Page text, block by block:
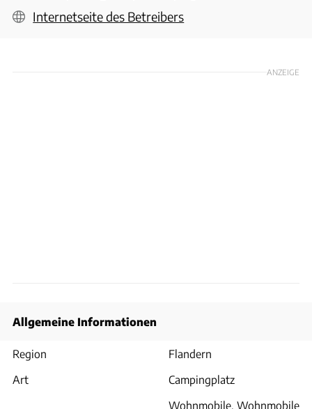
Internetseite des Betreibers
ANZEIGE
Allgemeine Informationen
Region
Flandern
Art
Campingplatz
Wohnmobile, Wohnmobile